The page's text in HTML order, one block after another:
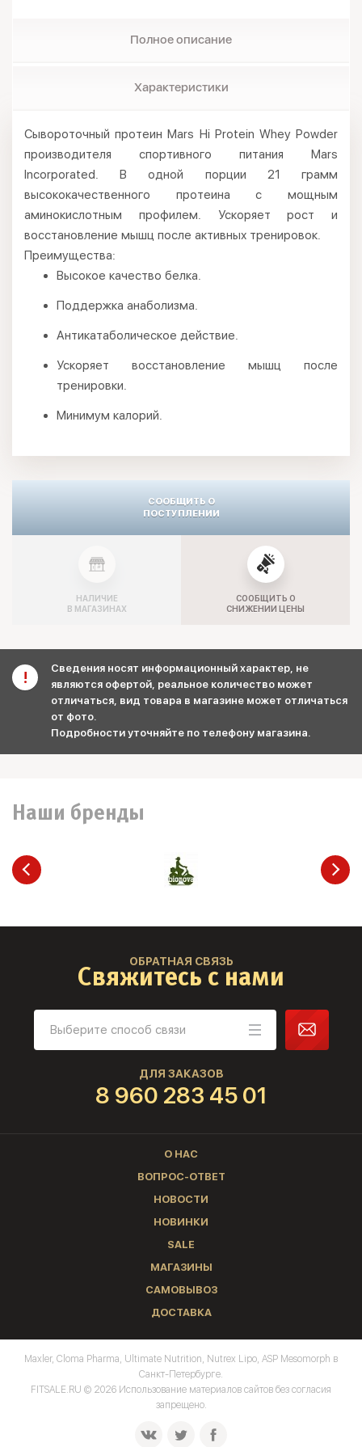
Полное описание
Характеристики
Сывороточный протеин Mars Hi Protein Whey Powder
производителя спортивного питания Mars
Incorporated. В одной порции 21 грамм
высококачественного протеина с мощным
аминокислотным профилем. Ускоряет рост и
восстановление мышц после активных тренировок.
Преимущества:
Высокое качество белка.
Поддержка анаболизма.
Антикатаболическое действие.
Ускоряет восстановление мышц после
тренировки.
Минимум калорий.
СООБЩИТЬ О
ПОСТУПЛЕНИИ
НАЛИЧИЕ
В МАГАЗИНАХ
СООБЩИТЬ О
СНИЖЕНИИ ЦЕНЫ
Сведения носят информационный характер, не
являются офертой, реальное количество может
отличаться, вид товара в магазине может отличаться
от фото.
Подробности уточняйте по телефону магазина.
Наши бренды
ОБРАТНАЯ СВЯЗЬ
Свяжитесь с нами
ДЛЯ ЗАКАЗОВ
8 960 283 45 01
О НАС
ВОПРОС-ОТВЕТ
НОВОСТИ
НОВИНКИ
SALE
МАГАЗИНЫ
САМОВЫВОЗ
ДОСТАВКА
Maxler, Cloma Pharma, Ultimate Nutrition, Nutrex Lipo, ASP Mesomorph в
Санкт-Петербурге.
FITSALE.RU © 2026 Использование материалов сайтов без согласия
запрещено.